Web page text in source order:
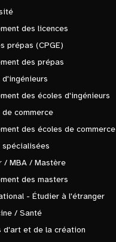
des licences
prépas (CPGE)
des prépas
d'ingénieurs
des écoles d'ingénieurs
de commerce
des écoles de commerce
spécialisées
/ MBA / Mastère
des masters
- Étudier à l'étranger
/ Santé
d'art et de la création